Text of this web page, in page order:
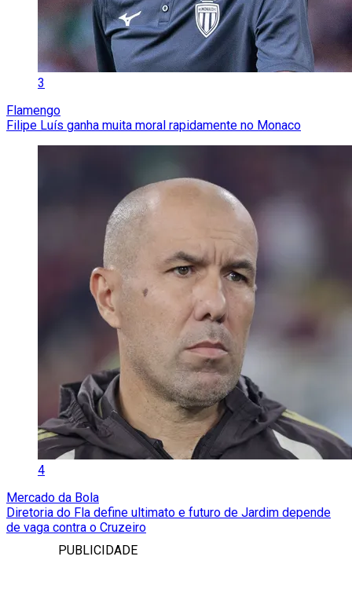
3
Flamengo
Filipe Luís ganha muita moral rapidamente no Monaco
4
Mercado da Bola
Diretoria do Fla define ultimato e futuro de Jardim depende
de vaga contra o Cruzeiro
PUBLICIDADE